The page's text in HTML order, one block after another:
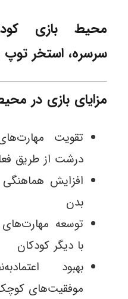
محیط بازی
سرسره، استخر
مزایای بازی در
تقویت
درشت از طریق
افزایش
بدن
توسعه
با دیگر کودکان
بهبود
موفقیت‌های